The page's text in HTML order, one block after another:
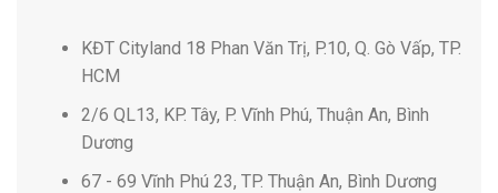
KĐT Cityland 18 Phan Văn Trị, P.10, Q. Gò Vấp, TP.
HCM
2/6 QL13, KP. Tây, P. Vĩnh Phú, Thuận An, Bình
Dương
67 - 69 Vĩnh Phú 23, TP. Thuận An, Bình Dương